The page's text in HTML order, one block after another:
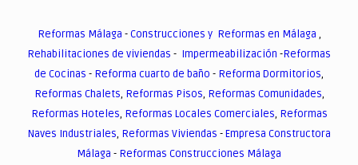
Reformas Málaga -Construcciones y Reformas en Málaga ,
Rehabilitaciones de viviendas - Impermeabilización -Reformas
de Cocinas - Reforma cuarto de baño - Reforma Dormitorios,
Reformas Chalets, Reformas Pisos, Reformas Comunidades,
Reformas Hoteles, Reformas Locales Comerciales, Reformas
Naves Industriales, Reformas Viviendas -Empresa Constructora
Málaga - Reformas Construcciones Málaga